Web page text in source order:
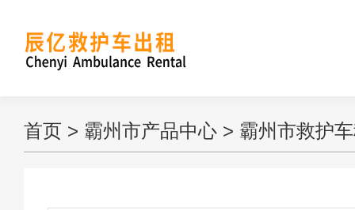
首页 > 霸州市产品中心 > 霸州市救护